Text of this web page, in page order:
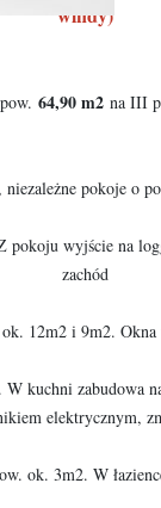
windy)
64,90 m2 na III
pokoje o
wyjście na
zachód
12m2 i 9m2. Okna
kuchni zabudowa
elektrycznym,
ok. 3m2. W